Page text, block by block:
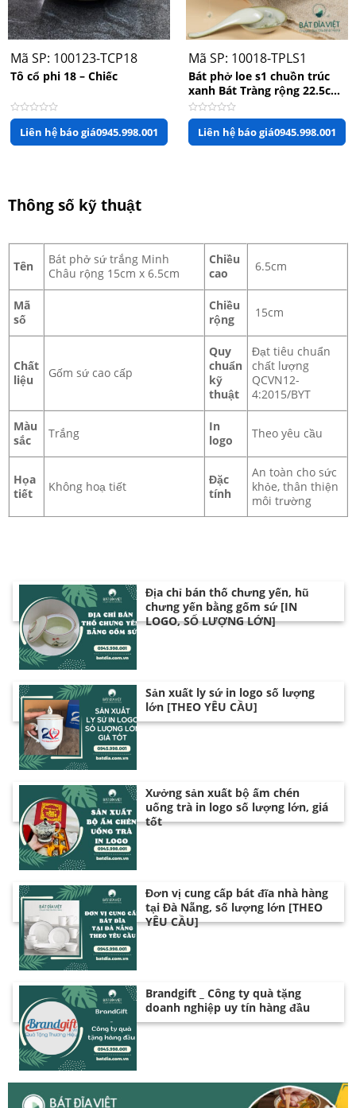
Chất
liệu
Gốm sứ cao cấp
Quy
chuẩn
kỹ
thuật
Đạt tiêu chuẩn
chất lượng
QCVN12-
4:2015/BYT
Màu
In
logo
Theo yêu cầu
Họa
tiết
Không hoạ tiết
Đặc
tính
An toàn cho sức
khỏe, thân thiện
môi trường
theo yêu cầu
Đơn vị cung cấp bát phở số lượng lớn
Mã SP: 100123-TCP18
Tô cổ phi 18 – Chiếc
Được
xếp
hạng
Liên hệ báo giá0945.998.001
Mã SP: 10018-TPLS1
Bát phở loe s1 chuồn trúc
xanh Bát Tràng rộng 22.5cm
x cao 7.5cm
Được
xếp
hạng
Liên hệ báo giá0945.998.001
Thông số kỹ thuật
Tên
Bát phở sứ trắng Minh
Châu rộng 15cm x 6.5cm
Chiều
cao
6.5cm
Mã
số
Chiều
rộng
15cm
Chất
liệu
Gốm sứ cao cấp
Quy
chuẩn
kỹ
thuật
Đạt tiêu chuẩn
chất lượng
QCVN12-
4:2015/BYT
Màu
sắc
Trắng
In
logo
Theo yêu cầu
Họa
tiết
Không hoạ tiết
Đặc
tính
An toàn cho sức
khỏe, thân thiện
môi trường
Địa chỉ bán thố chưng yến, hũ
chưng yến bằng gốm sứ [IN
LOGO, SỐ LƯỢNG LỚN]
Sản xuất ly sứ in logo số lượng
lớn [THEO YÊU CẦU]
Xưởng sản xuất bộ ấm chén
uống trà in logo số lượng lớn, giá
tốt
Đơn vị cung cấp bát đĩa nhà hàng
tại Đà Nẵng, số lượng lớn [THEO
YÊU CẦU]
Brandgift _ Công ty quà tặng
doanh nghiệp uy tín hàng đầu